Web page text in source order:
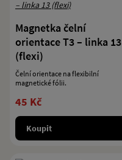
Magnetka čelní
orientace T3 – linka 13
(flexi)
Čelní orientace na flexibilní
magnetické fólii.
45 Kč
Koupit